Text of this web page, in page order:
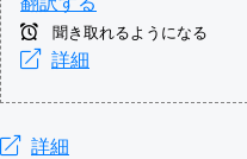
聞き取れるようになる
詳細
詳細